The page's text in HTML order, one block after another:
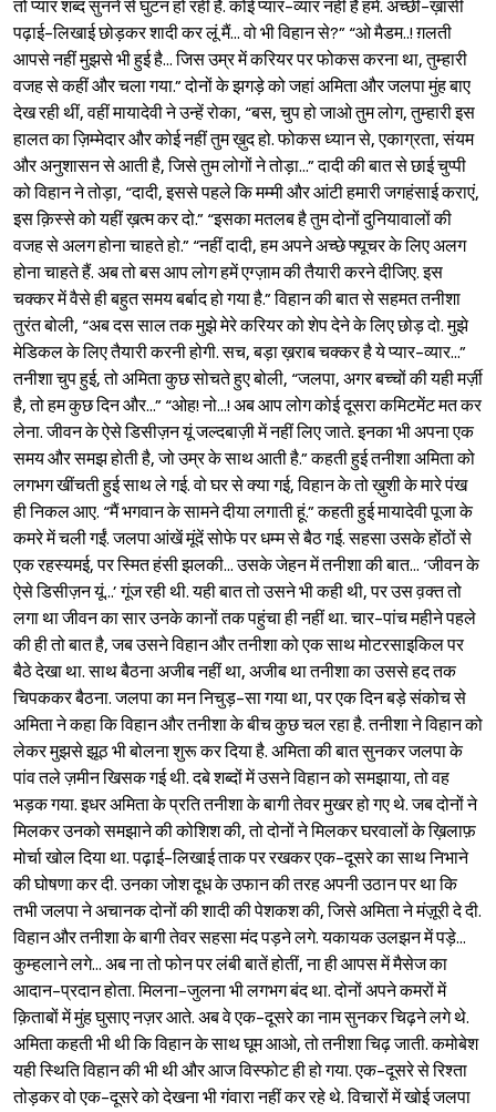
Sign in
तो प्यार शब्द सुनने से घुटन हो रही है. कोई प्यार-व्यार नहीं है हमें. अच्छी-ख़ासी
पढ़ाई-लिखाई छोड़कर शादी कर लूं मैं... वो भी विहान से?” “ओ मैडम..! ग़लती
आपसे नहीं मुझसे भी हुई है... जिस उम्र में करियर पर फोकस करना था, तुम्हारी
वजह से कहीं और चला गया.” दोनों के झगड़े को जहां अमिता और जलपा मुंह बाए
देख रही थीं, वहीं मायादेवी ने उन्हें रोका, “बस, चुप हो जाओ तुम लोग, तुम्हारी इस
हालत का ज़िम्मेदार और कोई नहीं तुम ख़ुद हो. फोकस ध्यान से, एकाग्रता, संयम
और अनुशासन से आती है, जिसे तुम लोगों ने तोड़ा...” दादी की बात से छाई चुप्पी
को विहान ने तोड़ा, “दादी, इससे पहले कि मम्मी और आंटी हमारी जगहंसाई कराएं,
इस क़िस्से को यहीं ख़त्म कर दो.” “इसका मतलब है तुम दोनों दुनियावालों की
वजह से अलग होना चाहते हो.” “नहीं दादी, हम अपने अच्छे फ्यूचर के लिए अलग
होना चाहते हैं. अब तो बस आप लोग हमें एग्ज़ाम की तैयारी करने दीजिए. इस
चक्कर में वैसे ही बहुत समय बर्बाद हो गया है.” विहान की बात से सहमत तनीशा
तुरंत बोली, “अब दस साल तक मुझे मेरे करियर को शेप देने के लिए छोड़ दो. मुझे
मेडिकल के लिए तैयारी करनी होगी. सच, बड़ा ख़राब चक्कर है ये प्यार-व्यार...”
तनीशा चुप हुई, तो अमिता कुछ सोचते हुए बोली, “जलपा, अगर बच्चों की यही मर्ज़ी
है, तो हम कुछ दिन और...” “ओह! नो...! अब आप लोग कोई दूसरा कमिटमेंट मत कर
लेना. जीवन के ऐसे डिसीज़न यूं जल्दबाज़ी में नहीं लिए जाते. इनका भी अपना एक
समय और समझ होती है, जो उम्र के साथ आती है.” कहती हुई तनीशा अमिता को
लगभग खींचती हुई साथ ले गई. वो घर से क्या गई, विहान के तो ख़ुशी के मारे पंख
ही निकल आए. “मैं भगवान के सामने दीया लगाती हूं.” कहती हुई मायादेवी पूजा के
कमरे में चली गईं. जलपा आंखें मूंदें सोफे पर धम्म से बैठ गई. सहसा उसके होंठों से
एक रहस्यमई, पर स्मित हंसी झलकी... उसके जेहन में तनीशा की बात... ‘जीवन के
ऐसे डिसीज़न यूं...’ गूंज रही थी. यही बात तो उसने भी कही थी, पर उस व़क्त तो
लगा था जीवन का सार उनके कानों तक पहुंचा ही नहीं था. चार-पांच महीने पहले
की ही तो बात है, जब उसने विहान और तनीशा को एक साथ मोटरसाइकिल पर
बैठे देखा था. साथ बैठना अजीब नहीं था, अजीब था तनीशा का उससे हद तक
चिपककर बैठना. जलपा का मन निचुड़-सा गया था, पर एक दिन बड़े संकोच से
अमिता ने कहा कि विहान और तनीशा के बीच कुछ चल रहा है. तनीशा ने विहान को
लेकर मुझसे झूठ भी बोलना शुरू कर दिया है. अमिता की बात सुनकर जलपा के
पांव तले ज़मीन खिसक गई थी. दबे शब्दों में उसने विहान को समझाया, तो वह
भड़क गया. इधर अमिता के प्रति तनीशा के बागी तेवर मुखर हो गए थे. जब दोनों ने
मिलकर उनको समझाने की कोशिश की, तो दोनों ने मिलकर घरवालों के ख़िलाफ़
मोर्चा खोल दिया था. पढ़ाई-लिखाई ताक पर रखकर एक-दूसरे का साथ निभाने
की घोषणा कर दी. उनका जोश दूध के उफान की तरह अपनी उठान पर था कि
तभी जलपा ने अचानक दोनों की शादी की पेशकश की, जिसे अमिता ने मंज़ूरी दे दी.
विहान और तनीशा के बागी तेवर सहसा मंद पड़ने लगे. यकायक उलझन में पड़े...
कुम्हलाने लगे... अब ना तो फोन पर लंबी बातें होतीं, ना ही आपस में मैसेज का
आदान-प्रदान होता. मिलना-जुलना भी लगभग बंद था. दोनों अपने कमरों में
क़िताबों में मुंह घुसाए नज़र आते. अब वे एक-दूसरे का नाम सुनकर चिढ़ने लगे थे.
अमिता कहती भी थी कि विहान के साथ घूम आओ, तो तनीशा चिढ़ जाती. कमोबेश
यही स्थिति विहान की भी थी और आज विस्फोट ही हो गया. एक-दूसरे से रिश्ता
तोड़कर वो एक-दूसरे को देखना भी गंवारा नहीं कर रहे थे. विचारों में खोई जलपा